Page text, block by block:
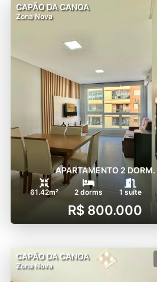
CAPÃO DA CANOA
Zona Nova
APARTAMENTO 2 DORM.
61.42m² 2 dorms 1 suíte
R$ 800.000
CAPÃO DA CANOA
Zona Nova